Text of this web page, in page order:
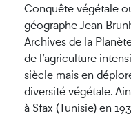
Conquête végétale
géographe Jean
Archives de la
de l’agriculture
siècle mais en
diversité végétale.
à Sfax (Tunisie) en